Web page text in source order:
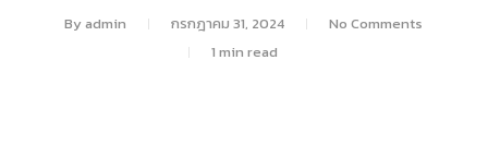
Byadmin กรกฎาคม 31, 2024
No Comments
1 min read